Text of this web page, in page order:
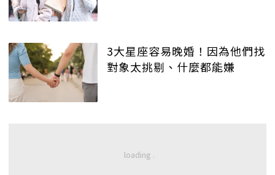
3大星座容易晚婚！因為他們找
對象太挑剔、什麼都能嫌